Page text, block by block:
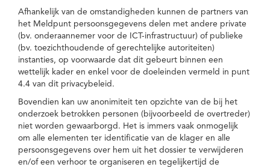
Afhankelijk van de omstandigheden kunnen de partners van
het Meldpunt persoonsgegevens delen met andere private
(bv. onderaannemer voor de ICT-infrastructuur) of publieke
(bv. toezichthoudende of gerechtelijke autoriteiten)
instanties, op voorwaarde dat dit gebeurt binnen een
wettelijk kader en enkel voor de doeleinden vermeld in punt
4.4 van dit privacybeleid.
Bovendien kan uw anonimiteit ten opzichte van de bij het
onderzoek betrokken personen (bijvoorbeeld de overtreder)
niet worden gewaarborgd. Het is immers vaak onmogelijk
om alle elementen ter identificatie van de klager en alle
persoonsgegevens over hem uit het dossier te verwijderen
en/of een verhoor te organiseren en tegelijkertijd de